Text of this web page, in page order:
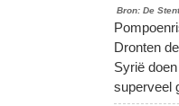
Bron: De
Dronten
Syrië
superveel